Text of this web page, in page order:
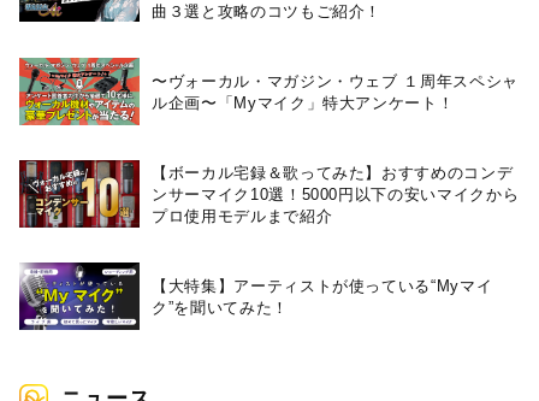
曲３選と攻略のコツもご紹介！
〜ヴォーカル・マガジン・ウェブ １周年スペシャ
ル企画〜「Myマイク」特大アンケート！
【ボーカル宅録＆歌ってみた】おすすめのコンデ
ンサーマイク10選！5000円以下の安いマイクから
プロ使用モデルまで紹介
【大特集】アーティストが使っている“Myマイ
ク”を聞いてみた！